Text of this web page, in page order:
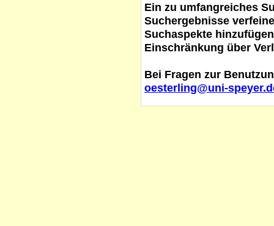
Ein zu umfangreiches
Suchergebnisse
Suchaspekte
Einschränkung über
Bei Fragen zur
oesterling@uni-